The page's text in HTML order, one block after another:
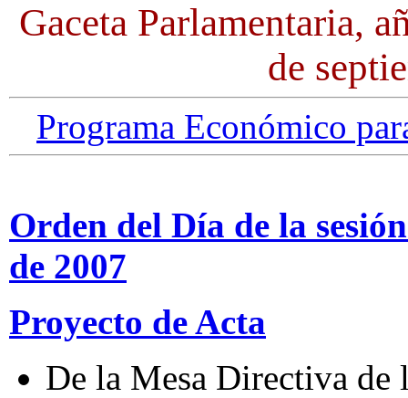
Gaceta Parlamentaria,
de
Programa Económico
Orden del Día de la
de 2007
Proyecto de Acta
De la Mesa Directiva de